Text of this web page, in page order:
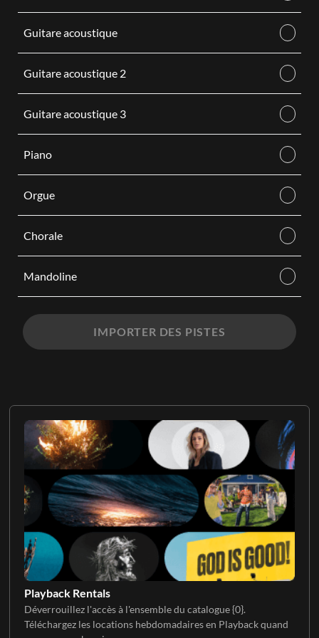
Playback Rentals
Déverrouillez l'accès à l'ensemble du catalogue {0}.
Téléchargez les locations hebdomadaires en Playback quand
Guitare acoustique
Guitare acoustique 2
Guitare acoustique 3
Piano
Orgue
Chorale
Mandoline
IMPORTER DES PISTES